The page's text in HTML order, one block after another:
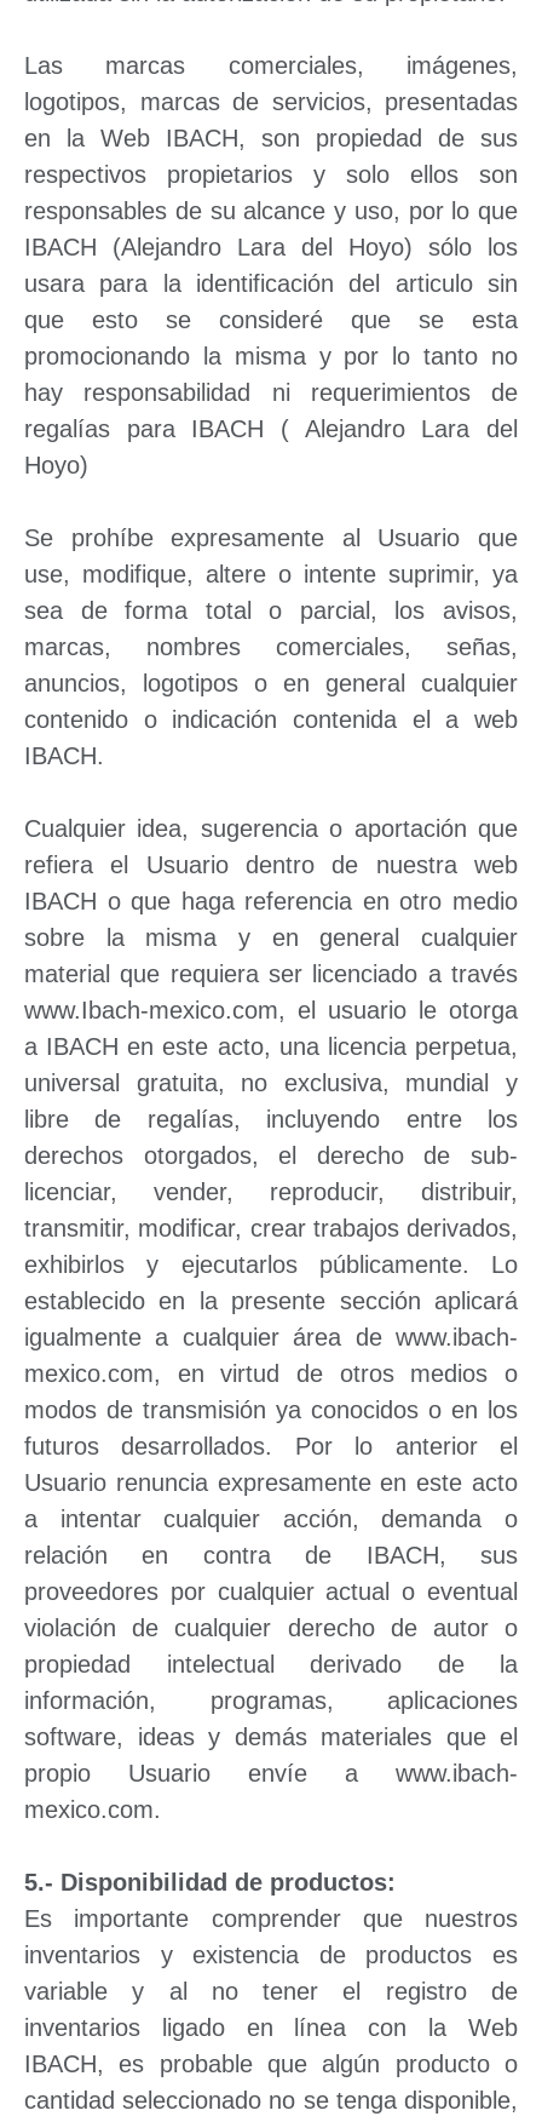
Las marcas comerciales, imágenes,
logotipos, marcas de servicios, presentadas
en la Web IBACH, son propiedad de sus
respectivos propietarios y solo ellos son
responsables de su alcance y uso, por lo que
IBACH (Alejandro Lara del Hoyo) sólo los
usara para la identificación del articulo sin
que esto se consideré que se esta
promocionando la misma y por lo tanto no
hay responsabilidad ni requerimientos de
regalías para IBACH ( Alejandro Lara del
Hoyo)
Se prohíbe expresamente al Usuario que
use, modifique, altere o intente suprimir, ya
sea de forma total o parcial, los avisos,
marcas, nombres comerciales, señas,
anuncios, logotipos o en general cualquier
contenido o indicación contenida el a web
IBACH.
Cualquier idea, sugerencia o aportación que
refiera el Usuario dentro de nuestra web
IBACH o que haga referencia en otro medio
sobre la misma y en general cualquier
material que requiera ser licenciado a través
www.Ibach-mexico.com, el usuario le otorga
a IBACH en este acto, una licencia perpetua,
universal gratuita, no exclusiva, mundial y
libre de regalías, incluyendo entre los
derechos otorgados, el derecho de sub-
licenciar, vender, reproducir, distribuir,
transmitir, modificar, crear trabajos derivados,
exhibirlos y ejecutarlos públicamente. Lo
establecido en la presente sección aplicará
igualmente a cualquier área de www.ibach-
mexico.com, en virtud de otros medios o
modos de transmisión ya conocidos o en los
futuros desarrollados. Por lo anterior el
Usuario renuncia expresamente en este acto
a intentar cualquier acción, demanda o
relación en contra de IBACH, sus
proveedores por cualquier actual o eventual
violación de cualquier derecho de autor o
propiedad intelectual derivado de la
información, programas, aplicaciones
software, ideas y demás materiales que el
propio Usuario envíe a www.ibach-
mexico.com.
5.- Disponibilidad de productos:
Es importante comprender que nuestros
inventarios y existencia de productos es
variable y al no tener el registro de
inventarios ligado en línea con la Web
IBACH, es probable que algún producto o
cantidad seleccionado no se tenga disponible,